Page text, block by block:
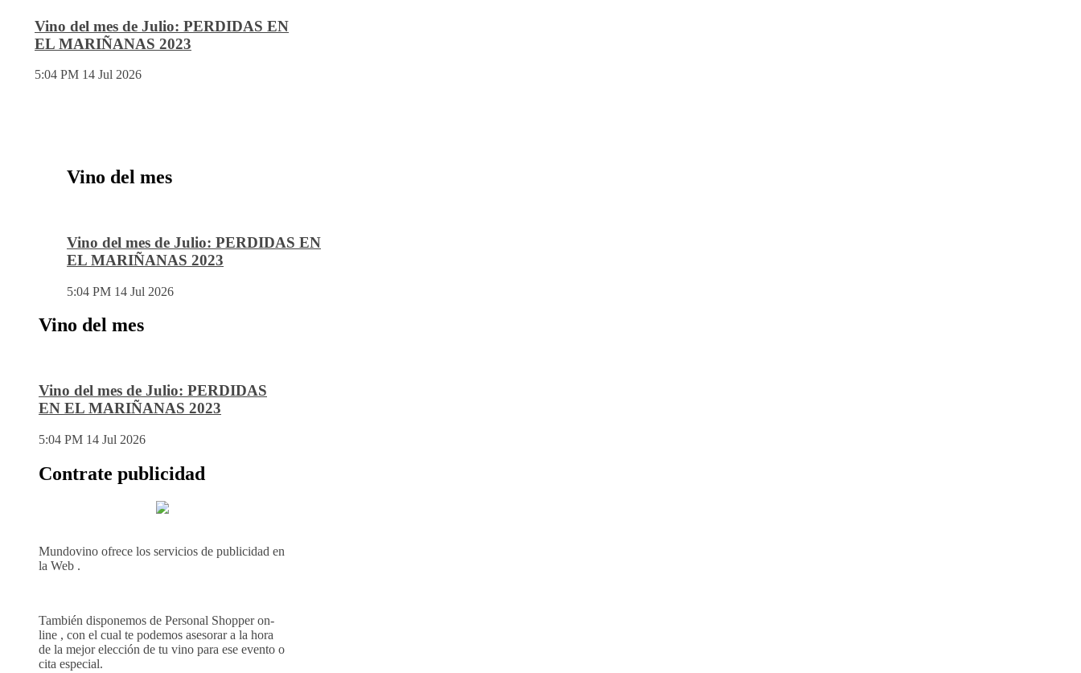
Vino del mes de Julio: PERDIDAS EN
EL MARIÑANAS 2023
5:04 PM 14 Jul 2026
Vino del mes
Vino del mes de Julio: PERDIDAS EN
EL MARIÑANAS 2023
5:04 PM 14 Jul 2026
Vino del mes
Vino del mes de Julio: PERDIDAS
EN EL MARIÑANAS 2023
5:04 PM 14 Jul 2026
Contrate publicidad
Mundovino ofrece los servicios de publicidad en
la Web .
También disponemos de Personal Shopper on-
line , con el cual te podemos asesorar a la hora
de la mejor elección de tu vino para ese evento o
cita especial.